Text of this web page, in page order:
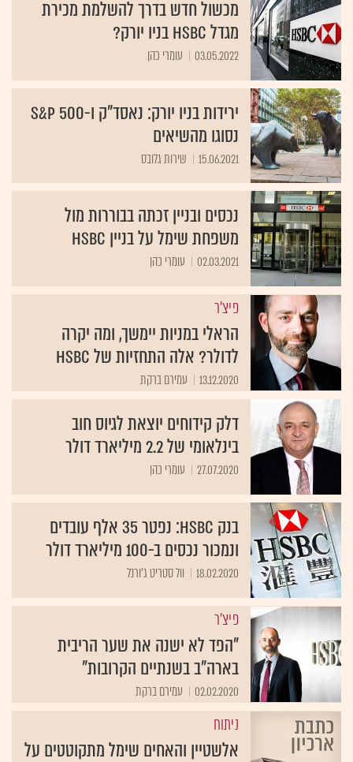
מכשול חדש בדרך להשלמת מכירת
מגדל HSBC בניו יורק?
03.05.2022 עומרי כהן
ירידות בניו יורק: נאסד"ק ו-S&P 500
נסוגו מהשיאים
15.06.2021 שירות גלובס
נכסים ובניין זכתה בבוררות מול
משפחת שימל על בניין HSBC
02.03.2021 עומרי כהן
פיצ'ר
הראלי במניות יימשך, ומה יקרה
לדולר? אלה התחזיות של HSBC
13.12.2020 עמירם ברקת
דלק קידוחים יוצאת לגיוס חוב
בינלאומי של 2.2 מיליארד דולר
27.07.2020 עומרי כהן
בנק HSBC: נפטר 35 אלף עובדים
ונמכור נכסים ב-100 מיליארד דולר
18.02.2020 וול סטריט ג'ורנל
פיצ'ר
"הפד לא ישנה את שער הריבית
בארה"ב בשנתיים הקרובות"
02.02.2020 עמירם ברקת
ניתוח
אלשטיין והאחים שימל מתקוטטים על